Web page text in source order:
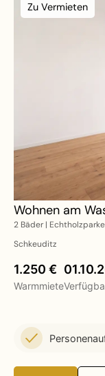
Zu Vermieten
Wohnen am
2 Bäder |
Schkeuditz
1.250 €
Warmmiete